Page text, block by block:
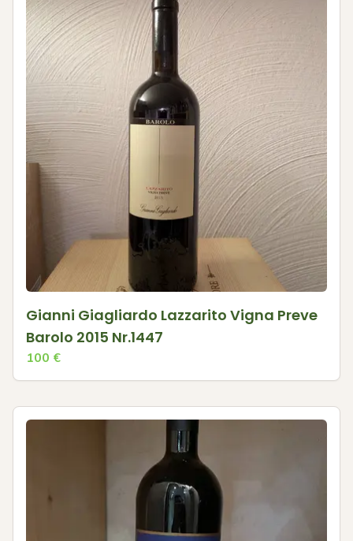
Gianni Giagliardo Lazzarito Vigna Preve
Barolo 2015 Nr.1447
100 €